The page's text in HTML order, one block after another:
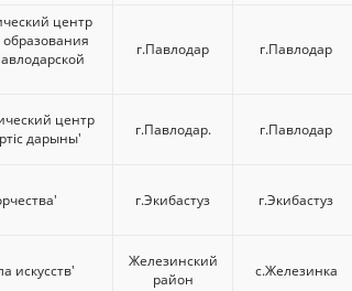
центр
г.Павлодар г.Павлодар
центр
дарыны'
г.Павлодар. г.Павлодар
г.Экибастуз г.Экибастуз
искусств'
Железинский
район
с.Железинка